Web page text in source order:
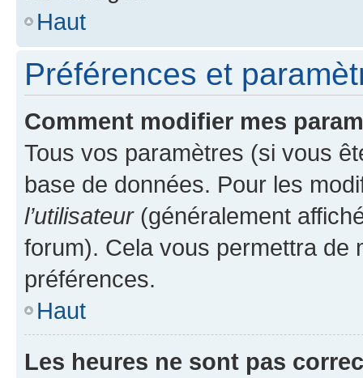
Haut
Préférences et
Comment modifier mes
Tous vos paramètres (si vous
base de données. Pour les
l’utilisateur(généralement
forum). Cela vous permettra de
préférences.
Haut
Les heures ne sont pas